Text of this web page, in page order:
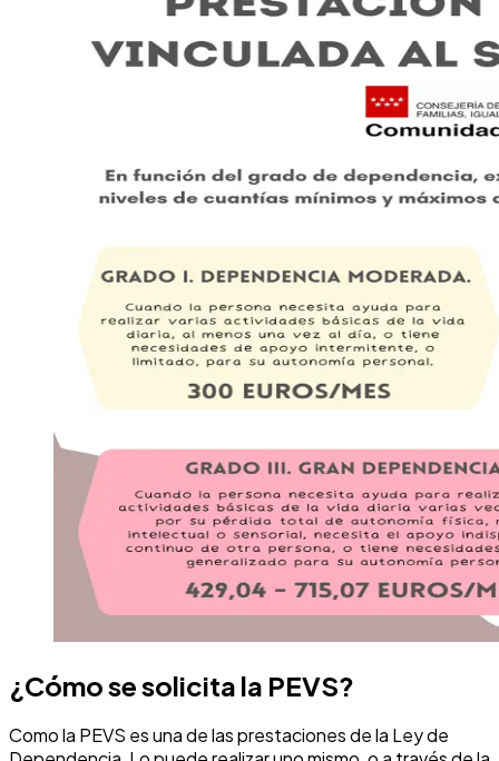
¿Cómo se solicita la PEVS?
Como la PEVS es una de las prestaciones de la Ley de